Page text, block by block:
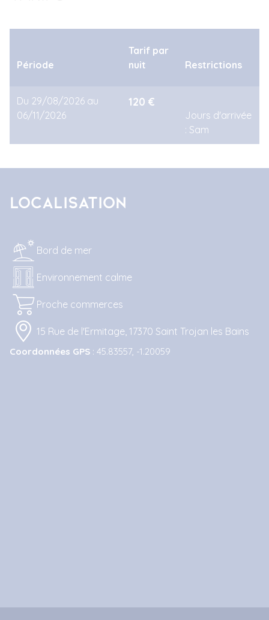
Période
Tarif par
nuit
Restrictions
Du 29/08/2026 au
06/11/2026
120 €
Jours d'arrivée
: Sam
Localisation
Bord de mer
Environnement calme
Proche commerces
15 Rue de l'Ermitage, 17370 Saint Trojan les Bains
Coordonnées GPS : 45.83557, -1.20059